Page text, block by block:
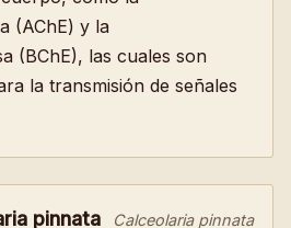
(AChE) y la
(BChE), las cuales son
la transmisión de señales
pinnata Calceolaria pinnata